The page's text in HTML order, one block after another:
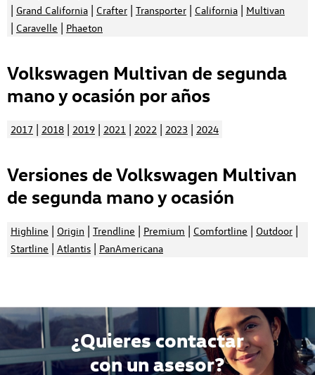
| Grand California | Crafter | Transporter | California | Multivan
| Caravelle | Phaeton
Volkswagen Multivan de segunda
mano y ocasión por años
2017 | 2018 | 2019 | 2021 | 2022 | 2023 | 2024
Versiones de Volkswagen Multivan
de segunda mano y ocasión
Highline | Origin | Trendline | Premium | Comfortline | Outdoor |
Startline | Atlantis | PanAmericana
¿Quieres contactar
con un asesor?